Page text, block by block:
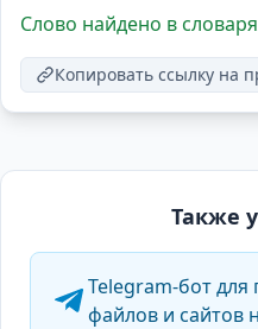
Слово найдено в
Копировать ссылку на
Также
Telegram-бот для
файлов и сайтов